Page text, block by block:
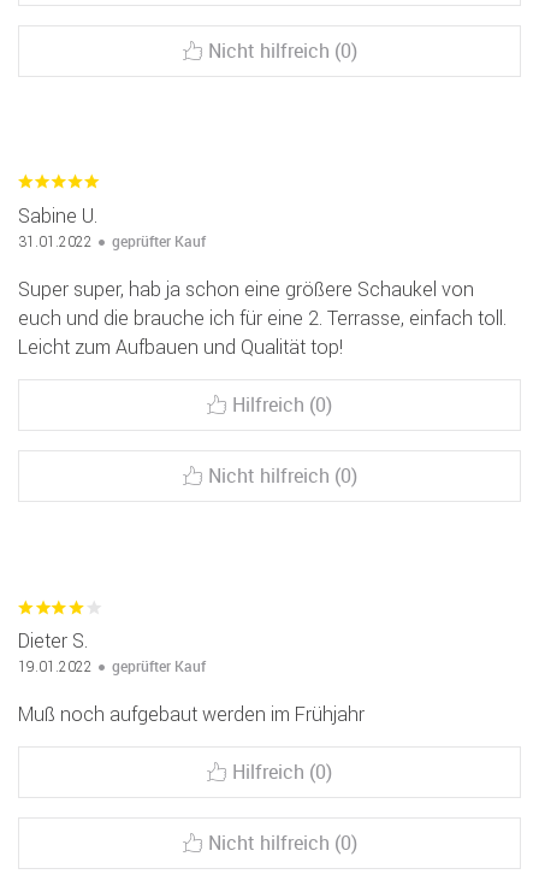
Nicht hilfreich (0)
Sabine U.
31.01.2022 geprüfter Kauf
Super super, hab ja schon eine größere Schaukel von
euch und die brauche ich für eine 2. Terrasse, einfach toll.
Leicht zum Aufbauen und Qualität top!
Hilfreich (0)
Nicht hilfreich (0)
Dieter S.
19.01.2022 geprüfter Kauf
Muß noch aufgebaut werden im Frühjahr
Hilfreich (0)
Nicht hilfreich (0)